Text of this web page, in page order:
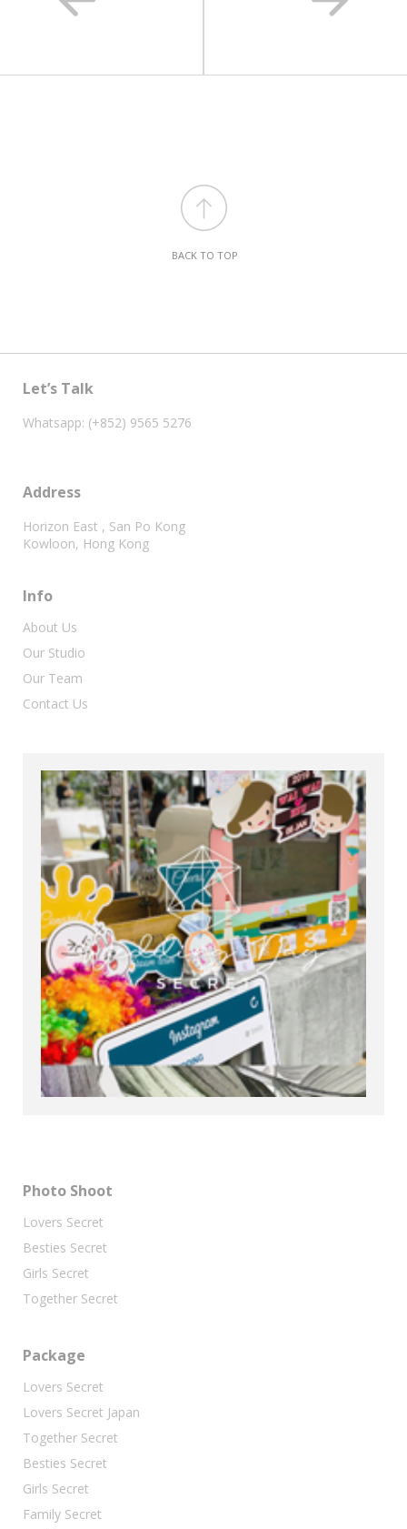
BACK TO TOP
Let’s Talk
Whatsapp: (+852) 9565 5276
Address
Horizon East , San Po Kong
Kowloon, Hong Kong
Info
About Us
Our Studio
Our Team
Contact Us
Photo Shoot
Lovers Secret
Besties Secret
Girls Secret
Together Secret
Package
Lovers Secret
Lovers Secret Japan
Together Secret
Besties Secret
Girls Secret
Family Secret